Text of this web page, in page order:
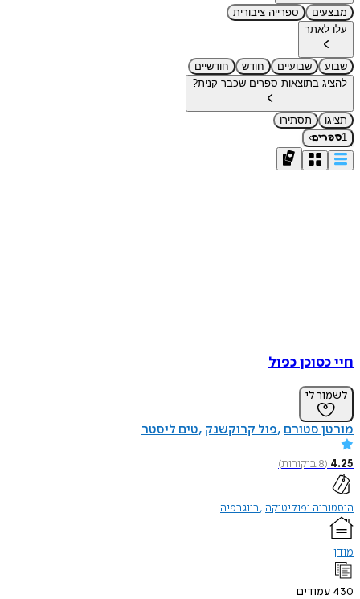
מבצעים
ספרייה ציבורית
עלו לאתר
שבוע שבועיים חודש
חודשיים
להציג בתוצאות ספרים שכבר קנית?
תציגו
תסתירו
1ספרים›
חיי כסוכן כפול
לשמור לי
מורטן סטורם פול קרוקשנק טים ליסטר
4.25
(
8ביקורות)
היסטוריה ופוליטיקה ביוגרפיה
מודן
430 עמודים